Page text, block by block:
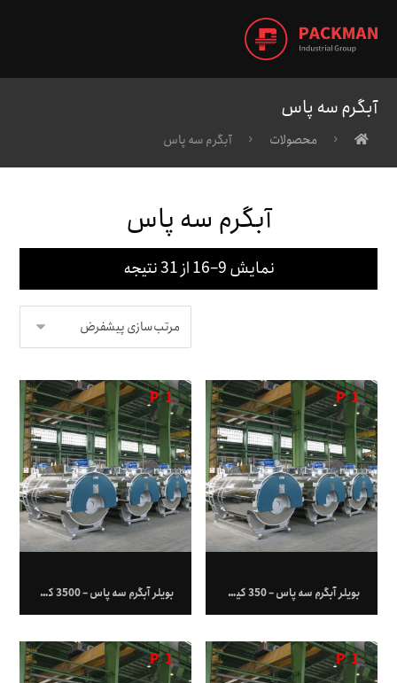
آبگرم سه پاس
محصولات آبگرم سه پاس
آبگرم سه پاس
نمایش 9–16 از 31 نتیجه
بویلر آبگرم سه پاس – 350 کیلووات
P1
بویلر آبگرم سه پاس – 3500 کیلووات
P1
P1
P1